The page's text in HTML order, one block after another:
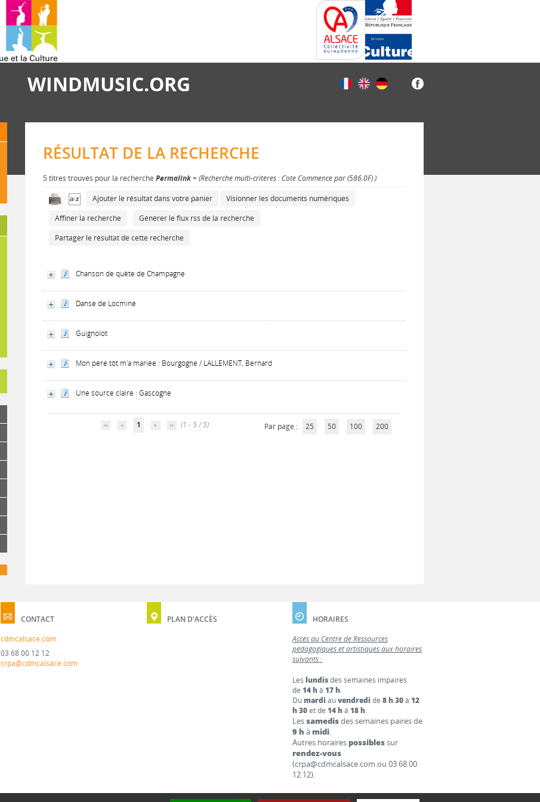
WINDMUSIC.ORG
RÉSULTAT DE LA RECHERCHE
5 titres trouvés pour la recherche Permalink= (Recherche multi-critères : Cote Commence par (586.0F) )
Ajouter le résultat dans votre panier
Visionner les documents numériques
Affiner la recherche
Générer le flux rss de la recherche
Partager le résultat de cette recherche
Chanson de quête de Champagne
Danse de Locminé
Guignolot
Mon père tôt m'a mariée : Bourgogne / LALLEMENT, Bernard
Une source claire : Gascogne
1 (1 - 5 / 5) Par page : 25 50 100 200
CONTACT
cdmcalsace.com
03 68 00 12 12
crpa@cdmcalsace.com
PLAN D'ACCÈS
HORAIRES
Accès au Centre de Ressources
pédagogiques et artistiques aux horaires
suivants :
Leslundisdes semaines impaires
de14 hà17 h.
Dumardi auvendredi de8 h 30à12
h 30et de14 hà18 h.
Lessamedisdes semaines paires de
9 h à midi.
Autres horaires possiblessur
rendez-vous
(crpa@cdmcalsace.com ou 03 68 00
12 12).